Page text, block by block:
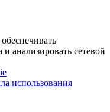
анализировать сетевой
использования